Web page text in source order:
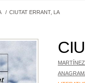
/ CIUTAT ERRANT, LA